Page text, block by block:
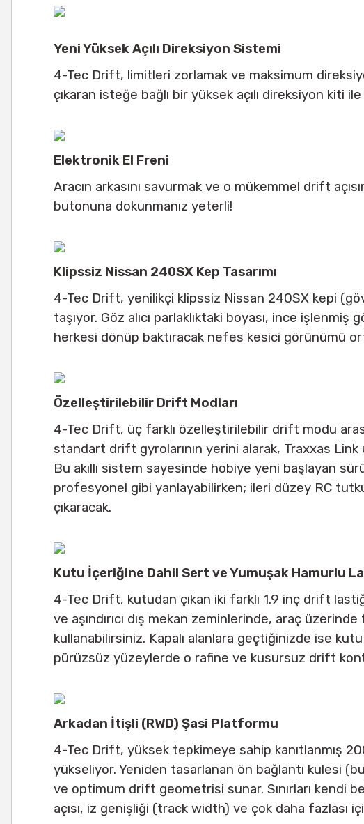
Yeni Yüksek Açılı Direksiyon Sistemi
4-Tec Drift, limitleri zorlamak ve maksimum
çıkaran isteğe bağlı bir yüksek açılı direksiyon kiti
Elektronik El Freni
Aracın arkasını savurmak ve o mükemmel drift
butonuna dokunmanız yeterli!
Klipssiz Nissan 240SX Kep Tasarımı
4-Tec Drift, yenilikçi klipssiz Nissan 240SX kepi
taşıyor. Göz alıcı parlaklıktaki boyası, ince
herkesi dönüp baktıracak nefes kesici görünümü
Özelleştirilebilir Drift Modları
4-Tec Drift, üç farklı özelleştirilebilir drift modu
standart drift gyrolarının yerini alarak, Traxxas
Bu akıllı sistem sayesinde hobiye yeni başlayan
profesyonel gibi yanlayabilirken; ileri düzey RC
çıkaracak.
Kutu İçeriğine Dahil Sert ve Yumuşak Hamurlu
4-Tec Drift, kutudan çıkan iki farklı 1.9 inç drift
ve aşındırıcı dış mekan zeminlerinde, araç
kullanabilirsiniz. Kapalı alanlara geçtiğinizde ise
pürüzsüz yüzeylerde o rafine ve kusursuz drift
Arkadan İtişli (RWD) Şasi Platformu
4-Tec Drift, yüksek tepkimeye sahip kanıtlanmış
yükseliyor. Yeniden tasarlanan ön bağlantı kulesi
ve optimum drift geometrisi sunar. Sınırları kendi
açısı, iz genişliği (track width) ve çok daha fazlası